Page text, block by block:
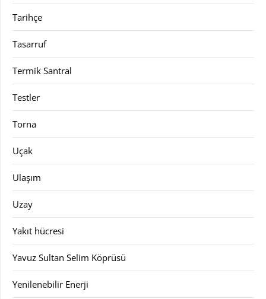
Tarihçe
Tasarruf
Termik Santral
Testler
Torna
Uçak
Ulaşım
Uzay
Yakıt hücresi
Yavuz Sultan Selim Köprüsü
Yenilenebilir Enerji